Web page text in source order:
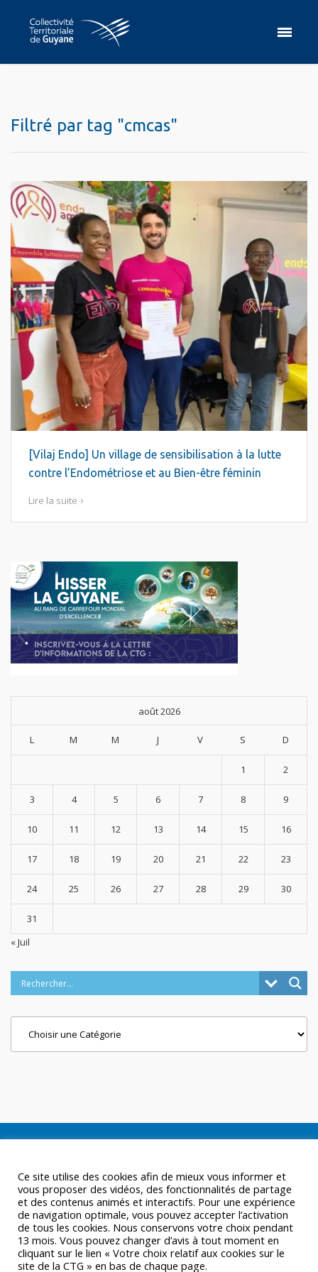
Filtré par tag "cmcas"
[Vilaj Endo] Un village de sensibilisation à la lutte
contre l’Endométriose et au Bien-être féminin
Lire la suite
août 2026
L M M J V S D
1 2
3 4 5 6 7 8 9
10 11 12 13 14 15 16
17 18 19 20 21 22 23
24 25 26 27 28 29 30
31
« Juil
Ce site utilise des cookies afin de mieux vous informer et
vous proposer des vidéos, des fonctionnalités de partage
et des contenus animés et interactifs. Pour une expérience
de navigation optimale, vous pouvez accepter l’activation
de tous les cookies. Nous conservons votre choix pendant
13 mois. Vous pouvez changer d’avis à tout moment en
cliquant sur le lien « Votre choix relatif aux cookies sur le
site de la CTG » en bas de chaque page.